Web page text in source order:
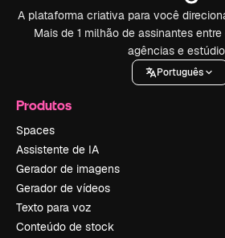
A plataforma criativa para você
Mais de 1 milhão de assinantes
agências e
Português
Produtos
Spaces
Assistente de IA
Gerador de imagens
Gerador de vídeos
Texto para voz
Conteúdo de stock